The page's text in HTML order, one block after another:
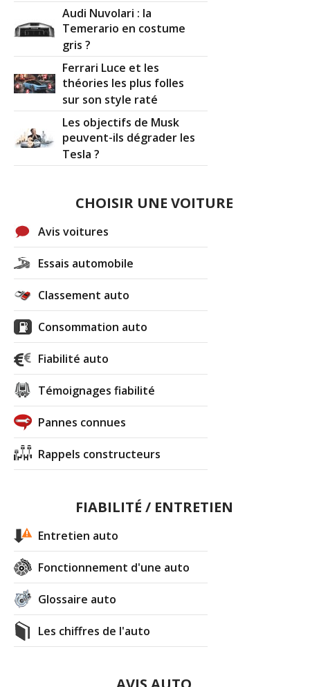
Audi Nuvolari : la
Temerario en costume
gris ?
Ferrari Luce et les
théories les plus folles
sur son style raté
Les objectifs de Musk
peuvent-ils dégrader les
Tesla ?
CHOISIR UNE VOITURE
Avis voitures
Essais automobile
Classement auto
Consommation auto
Fiabilité auto
Témoignages fiabilité
Pannes connues
Rappels constructeurs
FIABILITÉ / ENTRETIEN
Entretien auto
Fonctionnement d'une auto
Glossaire auto
Les chiffres de l'auto